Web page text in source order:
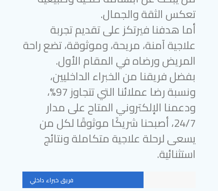
تعكس الثقة والجمال.
أما هدفنا فيرتكز على تقديم تجربة
علاجية آمنة، مريحة، وموثوقة، تضع راحة
المريض ورضاه في المقام الأول.
بفضل فريقنا من الخبراء الداخليين،
ونسبة رضا عملائنا التي تتجاوز 97%،
ودعمنا الإلكتروني المتاح على مدار
24/7، أصبحنا شريكًا موثوقًا لكل من
يسعى لرحلة علاجية متكاملة ونتائج
استثنائية.
فريق خبراء داخلي